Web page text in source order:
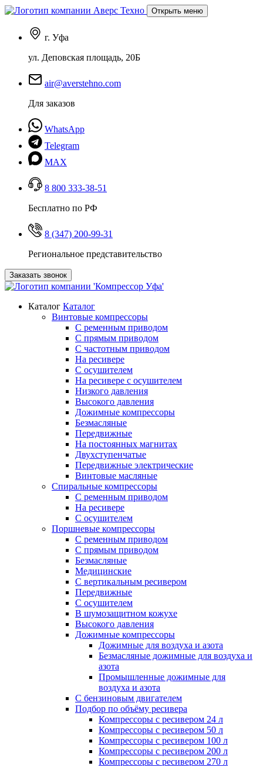
Открыть меню
г. Уфа
ул. Деповская площадь, 20Б
air@averstehno.com
Для заказов
WhatsApp
Telegram
MAX
8 800 333-38-51
Бесплатно по РФ
8 (347) 200-99-31
Региональное представительство
Заказать звонок
Каталог Каталог
Винтовые компрессоры
С ременным приводом
С прямым приводом
С частотным приводом
На ресивере
С осушителем
На ресивере с осушителем
Низкого давления
Высокого давления
Дожимные компрессоры
Безмасляные
Передвижные
На постоянных магнитах
Двухступенчатые
Передвижные электрические
Винтовые масляные
Спиральные компрессоры
С ременным приводом
На ресивере
С осушителем
Поршневые компрессоры
С ременным приводом
С прямым приводом
Безмасляные
Медицинские
С вертикальным ресивером
Передвижные
С осушителем
В шумозащитном кожухе
Высокого давления
Дожимные компрессоры
Дожимные для воздуха и азота
Безмасляные дожимные для воздуха и
азота
Промышленные дожимные для
воздуха и азота
С бензиновым двигателем
Подбор по объёму ресивера
Компрессоры с ресивером 24 л
Компрессоры с ресивером 50 л
Компрессоры с ресивером 100 л
Компрессоры с ресивером 200 л
Компрессоры с ресивером 270 л